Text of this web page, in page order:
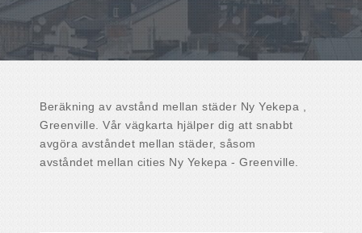
Beräkning av avstånd mellan städer Ny Yekepa ,
Greenville. Vår vägkarta hjälper dig att snabbt
avgöra avståndet mellan städer, såsom
avståndet mellan cities Ny Yekepa - Greenville.